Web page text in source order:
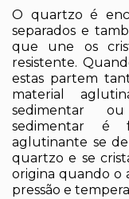
O quartzo é
separados e
que une os
resistente.
estas partem
material
sedimentar
sedimentar é
aglutinante se
quartzo e se
origina quando o
pressão e